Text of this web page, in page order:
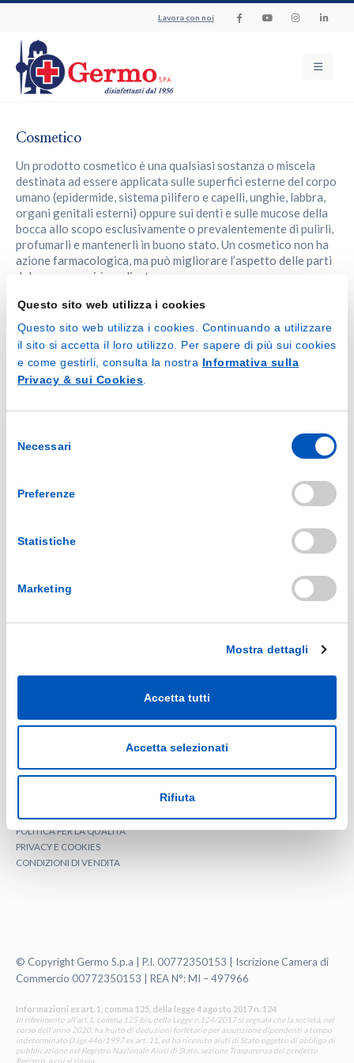
Questo sito web utilizza i cookies
Questo sito web utilizza i cookies. Continuando a utilizzare
il sito si accetta il loro utilizzo. Per sapere di più sui cookies
e come gestirli, consulta la nostra Informativa sulla
Privacy & sui Cookies.
delNecessari
Preferenze
Statistiche
Marketing
Mostra dettagli
Accetta tutti
Accetta selezionati
Rifiuta
Lavora con noi
Cosmetico
Un prodotto cosmetico è una qualsiasi sostanza o miscela
destinata ad essere applicata sulle superfici esterne del corpo
umano (epidermide, sistema pilifero e capelli, unghie, labbra,
organi genitali esterni) oppure sui denti e sulle mucose della
bocca allo scopo esclusivamente o prevalentemente di pulirli,
profumarli e mantenerli in buono stato. Un cosmetico non ha
azione farmacologica, ma può migliorare l’aspetto delle parti
del corpo su cui è applicato.
Torna al glossario
AZIENDA
NEWS
LINEA PERSONA
POLITICA PER LA QUALITA'
PRIVACY E COOKIES
CONDIZIONI DI VENDITA
© Copyright Germo S.p.a | P.I. 00772350153 | Iscrizione Camera di
Commercio 00772350153 | REA N°: MI – 497966
Informazioni ex art. 1, comma 125, della legge 4 agosto 2017 n. 124
In riferimento all'art.1, comma 125-bis, della Legge n.124/2017 si segnala che la società, nel
corso dell’anno 2020, ha fruito di deduzioni forfetarie per assunzione dipendenti a tempo
indeterminato D.lgs 446/1997 ex art. 11, ed ha ricevuto aiuti di Stato oggetto di obbligo di
pubblicazione nel Registro Nazionale Aiuti di Stato, sezione Trasparenza del predetto
Registro, a cui si rinvia.